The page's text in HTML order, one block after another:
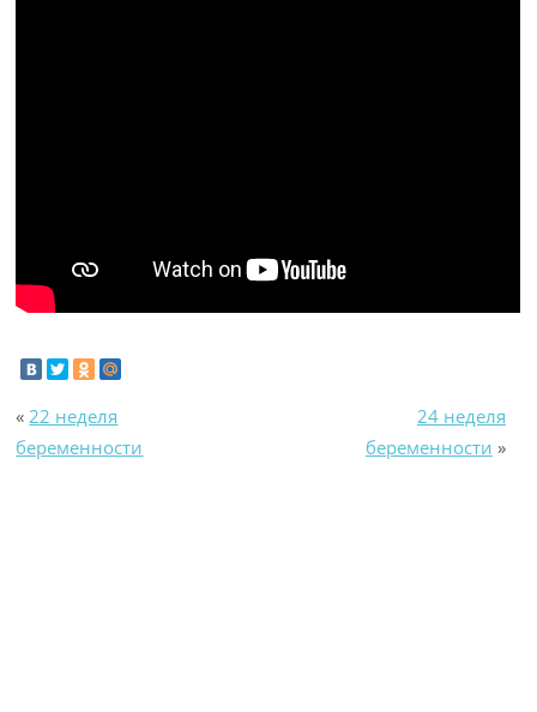
« 22 неделя
беременности
24 неделя
беременности »